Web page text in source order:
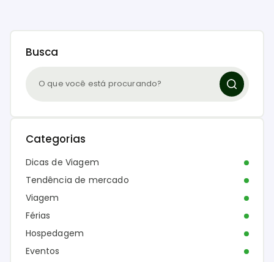
Busca
Categorias
Dicas de Viagem
Tendência de mercado
Viagem
Férias
Hospedagem
Eventos